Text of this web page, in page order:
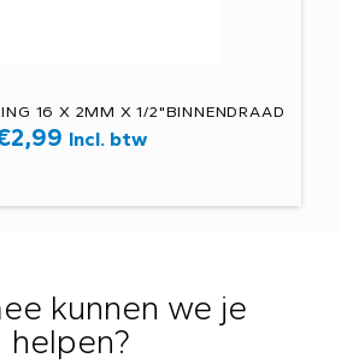
16 X 2MM X 1/2"BINNENDRAAD
2,99 Incl. btw
kunnen we je
helpen?